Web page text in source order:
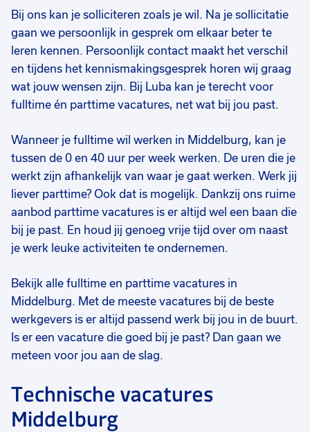
Bij ons kan je solliciteren zoals je wil. Na je sollicitatie
gaan we persoonlijk in gesprek om elkaar beter te
leren kennen. Persoonlijk contact maakt het verschil
en tijdens het kennismakingsgesprek horen wij graag
wat jouw wensen zijn. Bij Luba kan je terecht voor
fulltime én parttime vacatures, net wat bij jou past.
Wanneer je fulltime wil werken in Middelburg, kan je
tussen de 0 en 40 uur per week werken. De uren die je
werkt zijn afhankelijk van waar je gaat werken. Werk jij
liever parttime? Ook dat is mogelijk. Dankzij ons ruime
aanbod parttime vacatures is er altijd wel een baan die
bij je past. En houd jij genoeg vrije tijd over om naast
je werk leuke activiteiten te ondernemen.
Bekijk alle fulltime en parttime vacatures in
Middelburg. Met de meeste vacatures bij de beste
werkgevers is er altijd passend werk bij jou in de buurt.
Is er een vacature die goed bij je past? Dan gaan we
meteen voor jou aan de slag.
Technische vacatures
Middelburg